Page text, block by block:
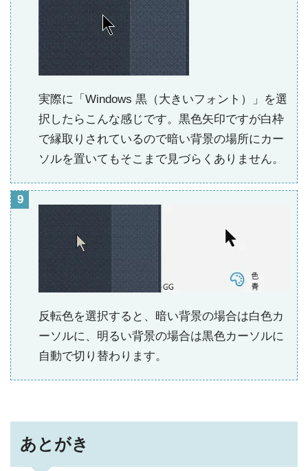
実際に「Windows 黒（大きいフォント）」を選
択したらこんな感じです。黒色矢印ですが白枠
で縁取りされているので暗い背景の場所にカー
ソルを置いてもそこまで見づらくありません。
反転色を選択すると、暗い背景の場合は白色カ
ーソルに、明るい背景の場合は黒色カーソルに
自動で切り替わります。
あとがき